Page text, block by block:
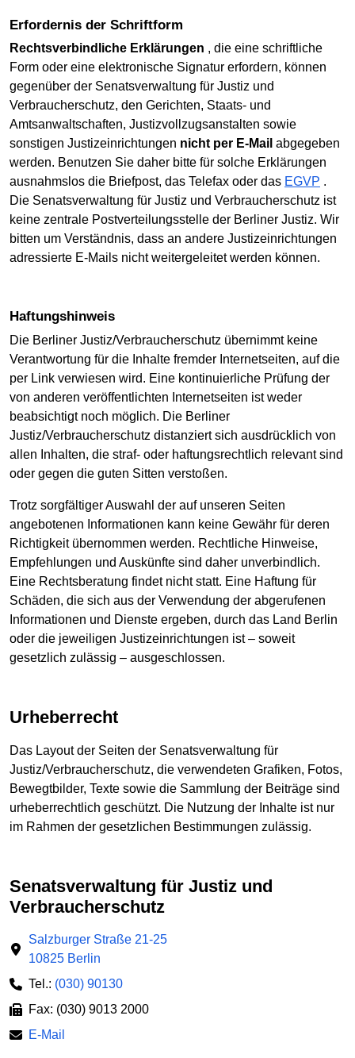
Erfordernis der Schriftform
Rechtsverbindliche Erklärungen , die eine schriftliche
Form oder eine elektronische Signatur erfordern, können
gegenüber der Senatsverwaltung für Justiz und
Verbraucherschutz, den Gerichten, Staats- und
Amtsanwaltschaften, Justizvollzugsanstalten sowie
sonstigen Justizeinrichtungen nicht per E-Mail abgegeben
werden. Benutzen Sie daher bitte für solche Erklärungen
ausnahmslos die Briefpost, das Telefax oder das EGVP .
Die Senatsverwaltung für Justiz und Verbraucherschutz ist
keine zentrale Postverteilungsstelle der Berliner Justiz. Wir
bitten um Verständnis, dass an andere Justizeinrichtungen
adressierte E-Mails nicht weitergeleitet werden können.
Haftungshinweis
Die Berliner Justiz/Verbraucherschutz übernimmt keine
Verantwortung für die Inhalte fremder Internetseiten, auf die
per Link verwiesen wird. Eine kontinuierliche Prüfung der
von anderen veröffentlichten Internetseiten ist weder
beabsichtigt noch möglich. Die Berliner
Justiz/Verbraucherschutz distanziert sich ausdrücklich von
allen Inhalten, die straf- oder haftungsrechtlich relevant sind
oder gegen die guten Sitten verstoßen.
Trotz sorgfältiger Auswahl der auf unseren Seiten
angebotenen Informationen kann keine Gewähr für deren
Richtigkeit übernommen werden. Rechtliche Hinweise,
Empfehlungen und Auskünfte sind daher unverbindlich.
Eine Rechtsberatung findet nicht statt. Eine Haftung für
Schäden, die sich aus der Verwendung der abgerufenen
Informationen und Dienste ergeben, durch das Land Berlin
oder die jeweiligen Justizeinrichtungen ist – soweit
gesetzlich zulässig – ausgeschlossen.
Urheberrecht
Das Layout der Seiten der Senatsverwaltung für
Justiz/Verbraucherschutz, die verwendeten Grafiken, Fotos,
Bewegtbilder, Texte sowie die Sammlung der Beiträge sind
urheberrechtlich geschützt. Die Nutzung der Inhalte ist nur
im Rahmen der gesetzlichen Bestimmungen zulässig.
Senatsverwaltung für Justiz und
Verbraucherschutz
Salzburger Straße 21-25
10825 Berlin
Tel.: (030) 90130
Fax: (030) 9013 2000
E-Mail